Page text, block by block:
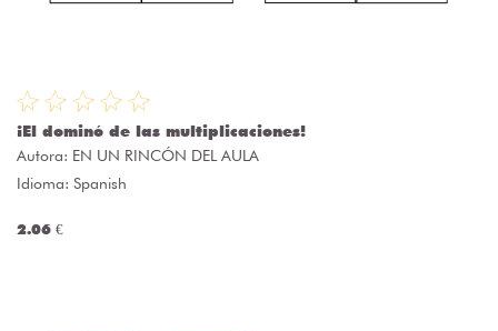
¡El dominó de las multiplicaciones!
Autora: EN UN RINCÓN DEL AULA
Idioma: Spanish
2.06 €